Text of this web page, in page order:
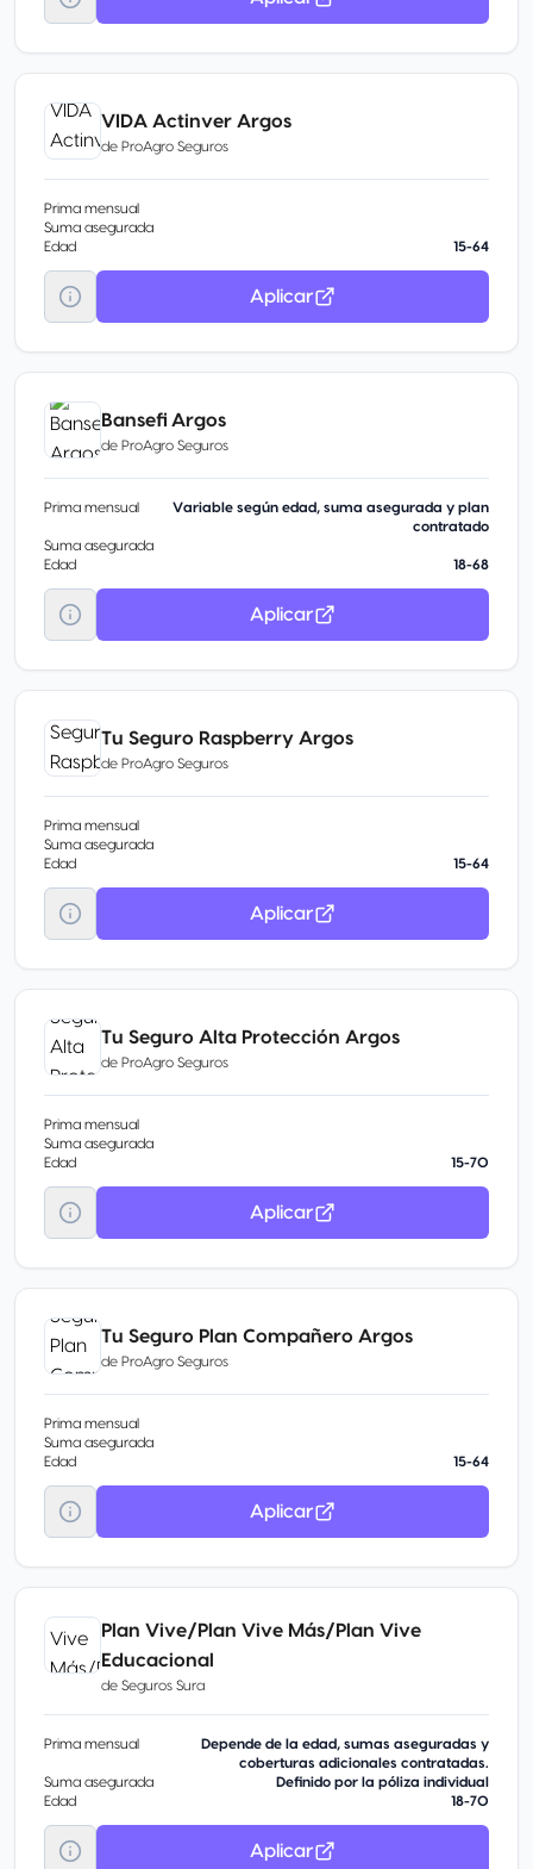
VIDA Actinver Argos
de ProAgro Seguros
Prima mensual
Suma asegurada
Edad
15-64
Aplicar
Bansefi Argos
de ProAgro Seguros
Prima mensual
Variable según edad, suma asegurada y plan
contratado
Suma asegurada
Edad
18-68
Aplicar
Tu Seguro Raspberry Argos
de ProAgro Seguros
Prima mensual
Suma asegurada
Edad
15-64
Aplicar
Tu Seguro Alta Protección Argos
de ProAgro Seguros
Prima mensual
Suma asegurada
Edad
15-70
Aplicar
Tu Seguro Plan Compañero Argos
de ProAgro Seguros
Prima mensual
Suma asegurada
Edad
15-64
Aplicar
Plan Vive/Plan Vive Más/Plan Vive
Educacional
de Seguros Sura
Prima mensual
Depende de la edad, sumas aseguradas y
coberturas adicionales contratadas.
Suma asegurada
Definido por la póliza individual
Edad
18-70
Aplicar